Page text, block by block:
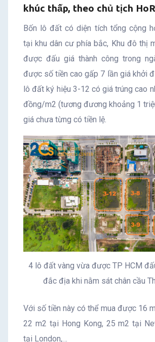
khúc thấp, theo chủ tịch
Bốn lô đất có diện tích tổng cộng
tại khu dân cư phía bắc, Khu đô thị
được đấu giá thành công trong
được số tiền cao gấp 7 lần giá khởi
lô đất ký hiệu 3-12 có giá trúng cao
đồng/m2 (tương đương khoảng 1
giá chưa từng có tiền lệ.
4 lô đất vàng vừa được TP HCM
đắc địa khi nằm sát chân cầu
Với số tiền này có thể mua được 16
22 m2 tại Hong Kong, 25 m2 tại
tại London,…